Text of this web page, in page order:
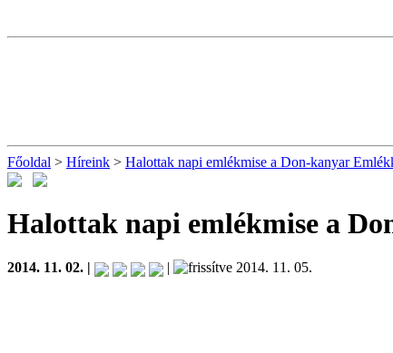
Főoldal > Híreink > Halottak napi emlékmise a Don-kanyar
Halottak napi emlékmise a
2014. 11. 02. | | 2014. 11. 05.